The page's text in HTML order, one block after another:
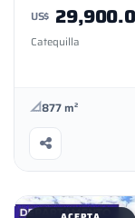
para viviendaA
centro turístico La
bancarioAVALÍA
US$
Catequilla
877 m²